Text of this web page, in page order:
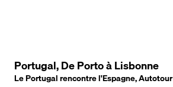
Portugal, De Porto à Lisbonne
Le Portugal rencontre l'Espagne, Autotour